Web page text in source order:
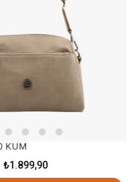
SOSELA 67-7200